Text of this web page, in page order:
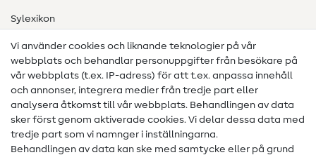
Sylexikon
Sömnadsinstruktioner
Hjälp & kontakt
Kontakt
Information om byte av operatör
FAQ
Vi använder cookies och liknande teknologier på vår
webbplats och behandlar personuppgifter från besökare på
vår webbplats (t.ex. IP-adress) för att t.ex. anpassa innehåll
och annonser, integrera medier från tredje part eller
analysera åtkomst till vår webbplats. Behandlingen av data
sker först genom aktiverade cookies. Vi delar dessa data med
tredje part som vi namnger i inställningarna.
Behandlingen av data kan ske med samtycke eller på grund